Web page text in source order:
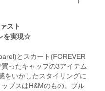
スト
を実現☆
とスカート(FOREVER
ったキャップの3アイテム
をいかしたスタイリングに
プスはH&Mのもの。ブル